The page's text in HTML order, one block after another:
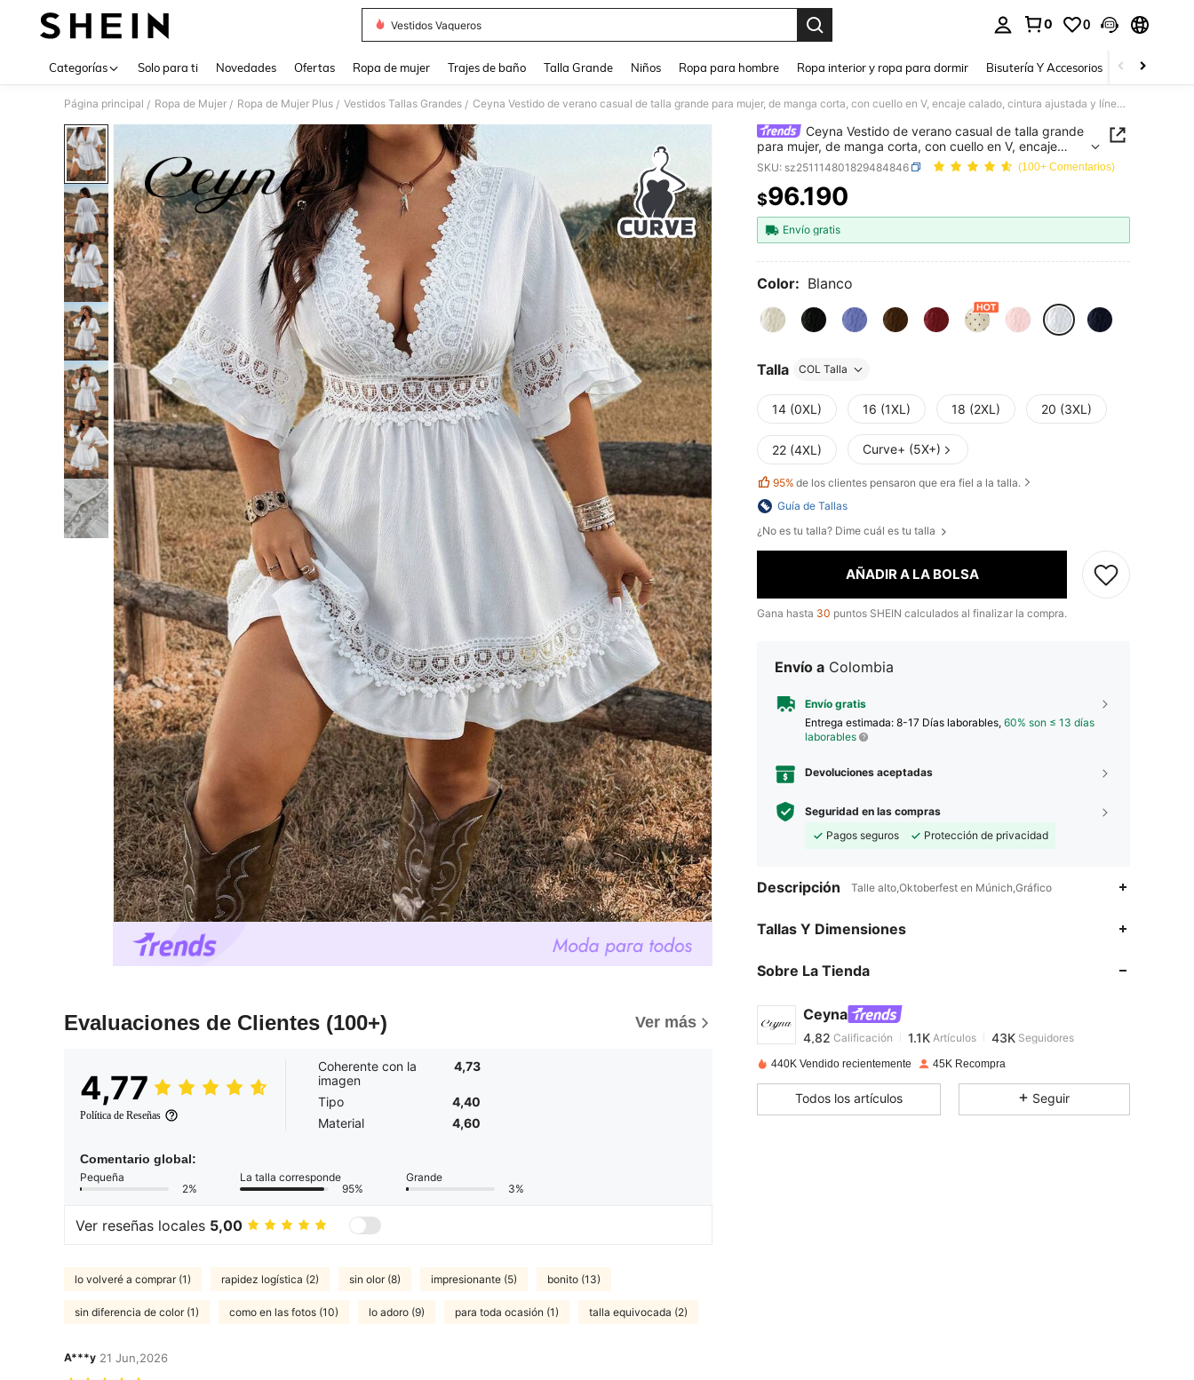
Vestidos Vaqueros
0 0
Categorías Solo para ti Novedades Ofertas Ropa de mujer Trajes de baño Talla Grande Niños Ropa para hombre Ropa interior y ropa para dormir Bisutería Y Accesorios Zapatos
Página principal / Ropa de Mujer / Ropa de Mujer Plus / Vestidos Tallas Grandes / Ceyna Vestido de verano casual de talla grande para mujer, de manga corta, con cuello en V, encaje calado, cintura ajustada y línea A, ideal para vacaciones y viajes
Evaluaciones de Clientes (100+) Ver más
4,77
Política de Reseñas
Coherente con la
imagen
4,73
Tipo
4,40
Material
4,60
Comentario global:
Pequeña
2%
La talla corresponde
95%
Grande
3%
Ver reseñas locales 5,00
lo volveré a comprar (1) rapidez logística (2) sin olor (8) impresionante (5) bonito (13)
sin diferencia de color (1) como en las fotos (10) lo adoro (9) para toda ocasión (1) talla equivocada (2)
A***y 21 Jun,2026
Ceyna Vestido de verano casual de talla grande
para mujer, de manga corta, con cuello en V, encaje
calado, cintura ajustada y línea A, ideal para vacaciones
y viajes
SKU: sz251114801829484846 (100+ Comentarios)
PRICE AND AVAILABILITY
$96.190
Envío gratis
Color: Blanco
Talla COL Talla
14 (0XL) 16 (1XL) 18 (2XL) 20 (3XL)
22 (4XL) Curve+ (5X+)
95% de los clientes pensaron que era fiel a la talla.
Guía de Tallas
¿No es tu talla? Dime cuál es tu talla
AÑADIR A LA BOLSA
Gana hasta 30 puntos SHEIN calculados al finalizar la compra.
Envío a Colombia
Envío gratis
Entrega estimada: 8-17 Días laborables, 60% son ≤ 13 días
laborables
Devoluciones aceptadas
Seguridad en las compras
Pagos seguros
Protección de privacidad
Descripción Talle alto,Oktoberfest en Múnich,Gráfico
Tallas Y Dimensiones
Sobre La Tienda
Ceyna
4,82
4,82
4,82 Calificación
d***spagó Hace 1 día
440K Vendido recientemente 45K Recompra
Todos los artículos Seguir